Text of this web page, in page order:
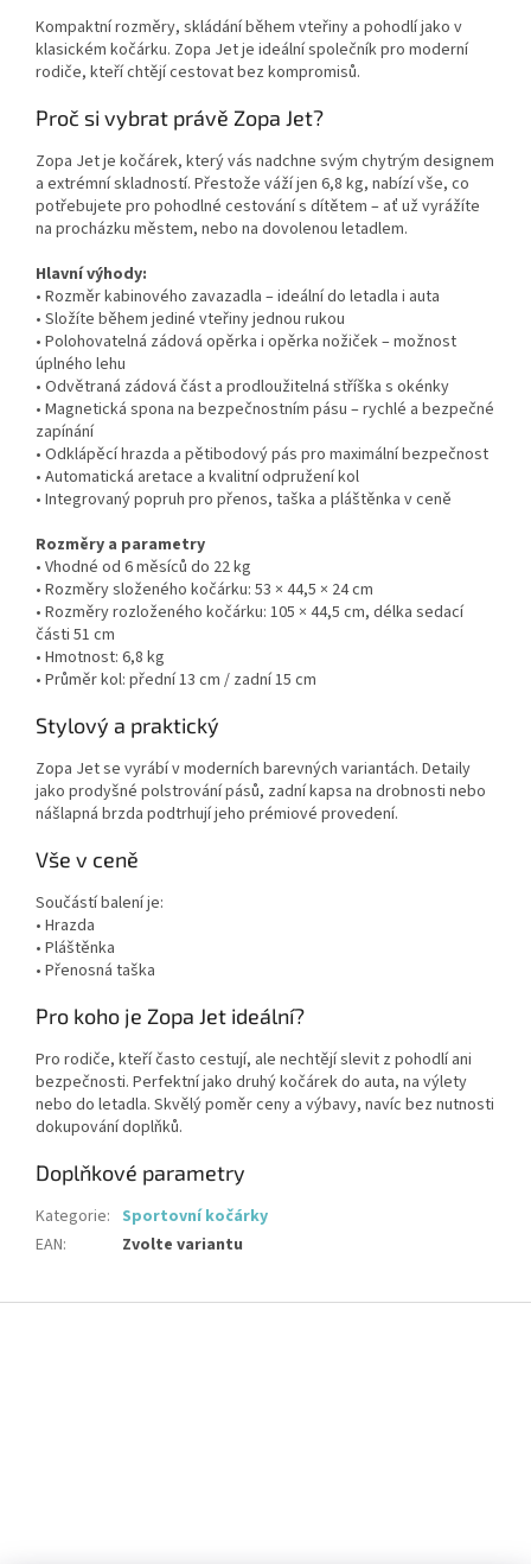
Kompaktní rozměry, skládání během vteřiny a pohodlí jako v
klasickém kočárku. Zopa Jet je ideální společník pro moderní
rodiče, kteří chtějí cestovat bez kompromisů.
Proč si vybrat právě Zopa Jet?
Zopa Jet je kočárek, který vás nadchne svým chytrým designem
a extrémní skladností. Přestože váží jen 6,8 kg, nabízí vše, co
potřebujete pro pohodlné cestování s dítětem – ať už vyrážíte
na procházku městem, nebo na dovolenou letadlem.
Hlavní výhody:
• Rozměr kabinového zavazadla – ideální do letadla i auta
• Složíte během jediné vteřiny jednou rukou
• Polohovatelná zádová opěrka i opěrka nožiček – možnost
úplného lehu
• Odvětraná zádová část a prodloužitelná stříška s okénky
• Magnetická spona na bezpečnostním pásu – rychlé a bezpečné
zapínání
• Odklápěcí hrazda a pětibodový pás pro maximální bezpečnost
• Automatická aretace a kvalitní odpružení kol
• Integrovaný popruh pro přenos, taška a pláštěnka v ceně
Rozměry a parametry
• Vhodné od 6 měsíců do 22 kg
• Rozměry složeného kočárku: 53 × 44,5 × 24 cm
• Rozměry rozloženého kočárku: 105 × 44,5 cm, délka sedací
části 51 cm
• Hmotnost: 6,8 kg
• Průměr kol: přední 13 cm / zadní 15 cm
Stylový a praktický
Zopa Jet se vyrábí v moderních barevných variantách. Detaily
jako prodyšné polstrování pásů, zadní kapsa na drobnosti nebo
nášlapná brzda podtrhují jeho prémiové provedení.
Vše v ceně
Součástí balení je:
• Hrazda
• Pláštěnka
• Přenosná taška
Pro koho je Zopa Jet ideální?
Pro rodiče, kteří často cestují, ale nechtějí slevit z pohodlí ani
bezpečnosti. Perfektní jako druhý kočárek do auta, na výlety
nebo do letadla. Skvělý poměr ceny a výbavy, navíc bez nutnosti
dokupování doplňků.
Doplňkové parametry
Kategorie: Sportovní kočárky
EAN: Zvolte variantu